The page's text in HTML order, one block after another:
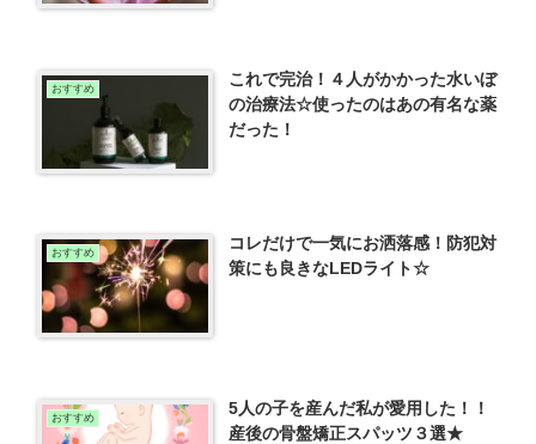
おすすめ
これで完治！４人がかかった水いぼ
の治療法☆使ったのはあの有名な薬
だった！
おすすめ
コレだけで一気にお洒落感！防犯対
策にも良きなLEDライト☆
おすすめ
5人の子を産んだ私が愛用した！！
産後の骨盤矯正スパッツ３選★